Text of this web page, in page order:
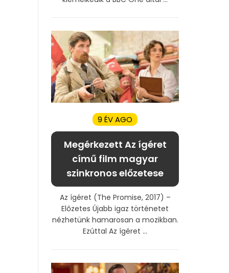
9 ÉV AGO
Megérkezett Az ígéret
című film magyar
szinkronos előzetese
Az ígéret (The Promise, 2017) –
Előzetes Újabb igaz történetet
nézhetünk hamarosan a mozikban.
Ezúttal Az ígéret ...